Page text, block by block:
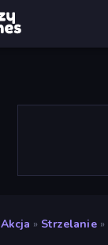
Akcja » Strzelanie »